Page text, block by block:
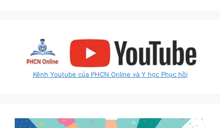
Kênh Youtube của PHCN Online và Y học Phục hồi